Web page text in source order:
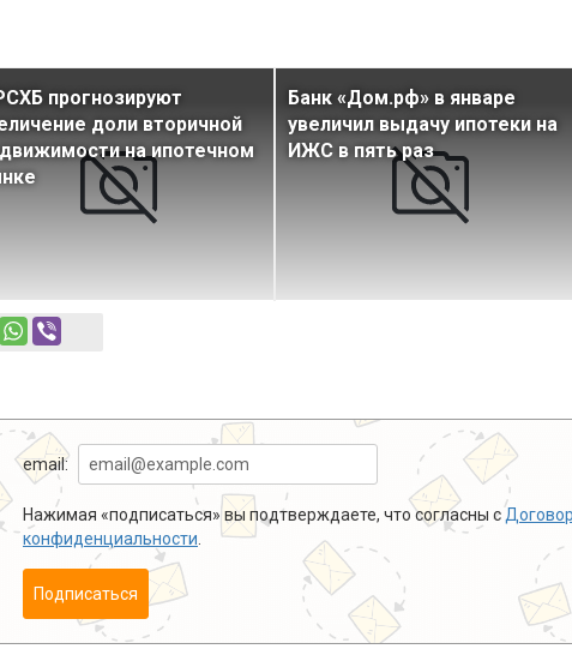
прогнозируют
доли вторичной
на ипотечном
Банк «Дом.рф» в январе
увеличил выдачу ипотеки на
ИЖС в пять раз
email:
Нажимая «подписаться» вы подтверждаете, что согласны с
конфиденциальности
Подписаться